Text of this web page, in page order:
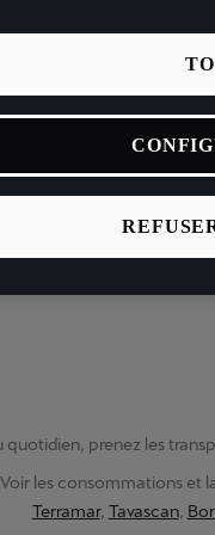
quotidien, prenez les
Voir les consommations et
Terramar, Tavascan,